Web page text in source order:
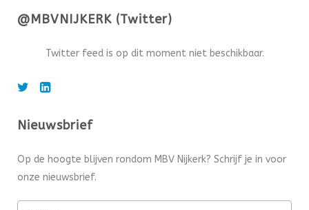
@MBVNIJKERK (Twitter)
Twitter feed is op dit moment niet beschikbaar.
Nieuwsbrief
Op de hoogte blijven rondom MBV Nijkerk? Schrijf je in voor
onze nieuwsbrief.